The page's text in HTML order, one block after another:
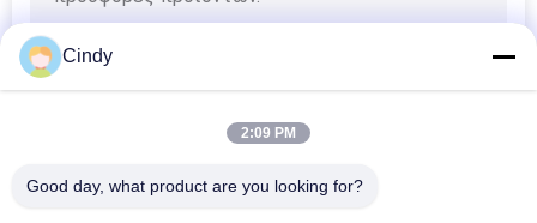
Σετ
Κυτταρομετρίας
Cindy
2:09 PM
Good day, what product are you looking for?